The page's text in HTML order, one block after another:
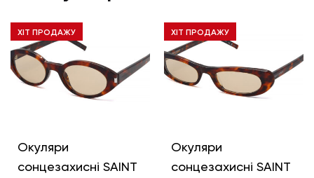
ХІТ ПРОДАЖУ
Окуляри
сонцезахисні SAINT
ХІТ ПРОДАЖУ
Окуляри
сонцезахисні SAINT